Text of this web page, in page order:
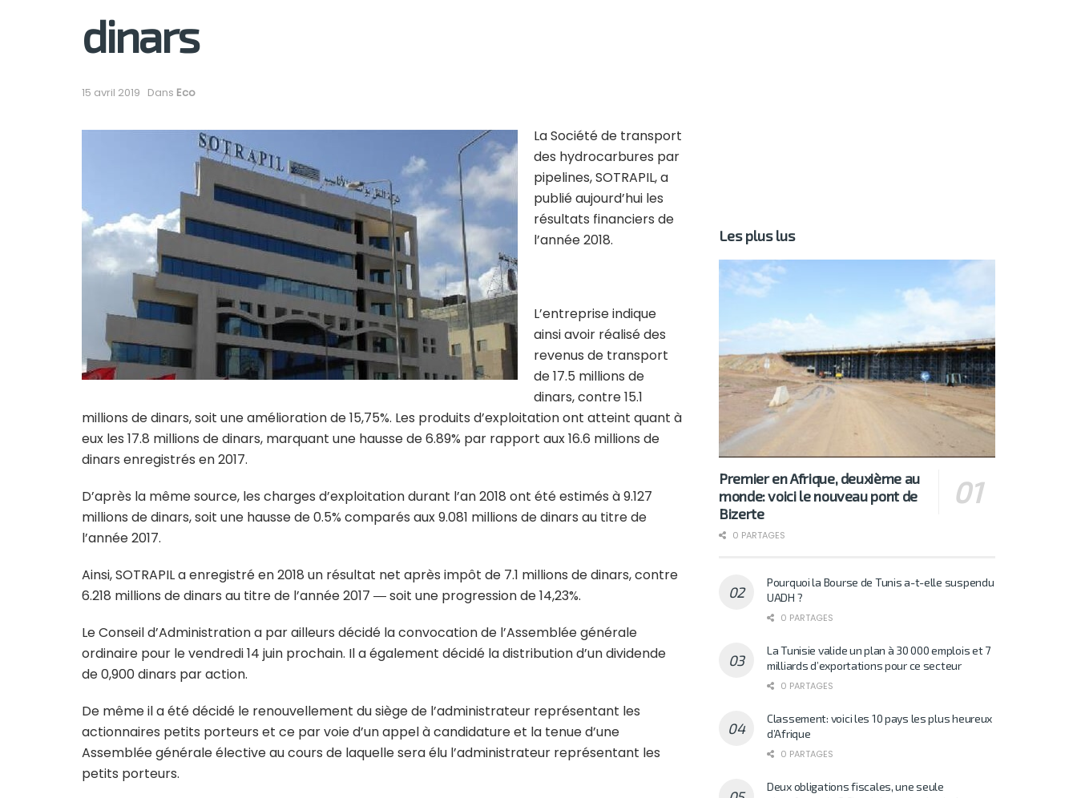
dinars
15 avril 2019 Dans Eco
La Société de transport
des hydrocarbures par
pipelines, SOTRAPIL, a
publié aujourd’hui les
résultats financiers de
l’année 2018.
L’entreprise indique
ainsi avoir réalisé des
revenus de transport
de 17.5 millions de
dinars, contre 15.1
millions de dinars, soit une amélioration de 15,75%. Les produits d’exploitation ont atteint quant à
eux les 17.8 millions de dinars, marquant une hausse de 6.89% par rapport aux 16.6 millions de
dinars enregistrés en 2017.
D’après la même source, les charges d’exploitation durant l’an 2018 ont été estimés à 9.127
millions de dinars, soit une hausse de 0.5% comparés aux 9.081 millions de dinars au titre de
l’année 2017.
Ainsi, SOTRAPIL a enregistré en 2018 un résultat net après impôt de 7.1 millions de dinars, contre
6.218 millions de dinars au titre de l’année 2017 ― soit une progression de 14,23%.
Le Conseil d’Administration a par ailleurs décidé la convocation de l’Assemblée générale
ordinaire pour le vendredi 14 juin prochain. Il a également décidé la distribution d’un dividende
de 0,900 dinars par action.
De même il a été décidé le renouvellement du siège de l’administrateur représentant les
actionnaires petits porteurs et ce par voie d’un appel à candidature et la tenue d’une
Assemblée générale élective au cours de laquelle sera élu l’administrateur représentant les
petits porteurs.
Les plus lus
Premier en Afrique, deuxième au
monde: voici le nouveau pont de
Bizerte
0 PARTAGES
Pourquoi la Bourse de Tunis a-t-elle suspendu
UADH ?
0 PARTAGES
La Tunisie valide un plan à 30 000 emplois et 7
milliards d’exportations pour ce secteur
0 PARTAGES
Classement: voici les 10 pays les plus heureux
d’Afrique
0 PARTAGES
Deux obligations fiscales, une seule